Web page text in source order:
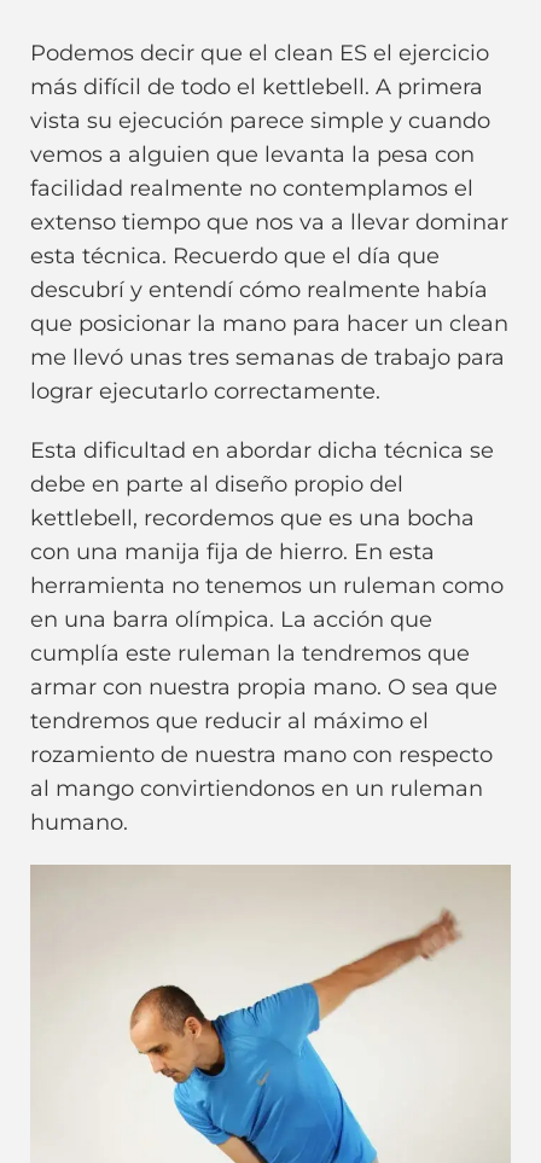
Podemos decir que el clean ES el ejercicio
más difícil de todo el kettlebell. A primera
vista su ejecución parece simple y cuando
vemos a alguien que levanta la pesa con
facilidad realmente no contemplamos el
extenso tiempo que nos va a llevar dominar
esta técnica. Recuerdo que el día que
descubrí y entendí cómo realmente había
que posicionar la mano para hacer un clean
me llevó unas tres semanas de trabajo para
lograr ejecutarlo correctamente.
Esta dificultad en abordar dicha técnica se
debe en parte al diseño propio del
kettlebell, recordemos que es una bocha
con una manija fija de hierro. En esta
herramienta no tenemos un ruleman como
en una barra olímpica. La acción que
cumplía este ruleman la tendremos que
armar con nuestra propia mano. O sea que
tendremos que reducir al máximo el
rozamiento de nuestra mano con respecto
al mango convirtiendonos en un ruleman
humano.